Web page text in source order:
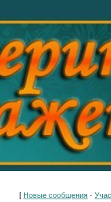
[ Новые сообщения ·